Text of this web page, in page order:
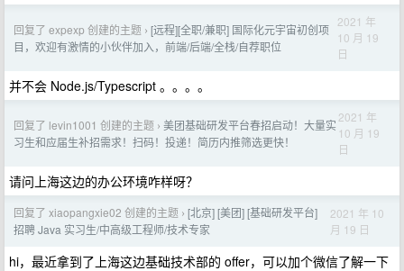
回复了 expexp 创建的主题 › [远程][全职/兼职] 国际化元宇宙初创项
目，欢迎有激情的小伙伴加入，前端/后端/全栈/自荐职位
2021 年
10 月 19
日
并不会 Node.js/Typescript 。。。。
回复了 levin1001 创建的主题 › 美团基础研发平台春招启动！大量实
习生和应届生补招需求！扫码！投递！简历内推筛选更快！
2021 年
10 月 19
日
请问上海这边的办公环境咋样呀？
回复了 xiaopangxie02 创建的主题 › [北京] [美团] [基础研发平台]
招聘 Java 实习生/中高级工程师/技术专家
2021 年 10
月 19 日
hi，最近拿到了上海这边基础技术部的 offer，可以加个微信了解一下